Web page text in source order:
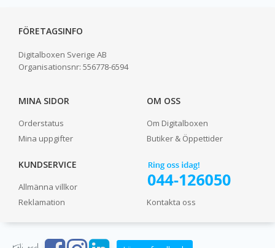
FÖRETAGSINFO
Digitalboxen Sverige AB
Organisationsnr: 556778-6594
MINA SIDOR
Orderstatus
Mina uppgifter
OM OSS
Om Digitalboxen
Butiker & Öppettider
KUNDSERVICE
Allmänna villkor
Reklamation
Kontakta oss